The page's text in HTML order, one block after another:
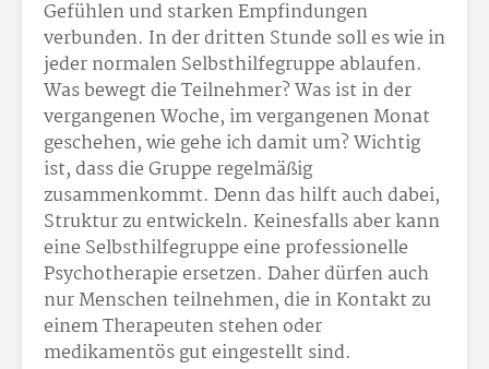
Gefühlen und starken Empfindungen
verbunden. In der dritten Stunde soll es wie in
jeder normalen Selbsthilfegruppe ablaufen.
Was bewegt die Teilnehmer? Was ist in der
vergangenen Woche, im vergangenen Monat
geschehen, wie gehe ich damit um? Wichtig
ist, dass die Gruppe regelmäßig
zusammenkommt. Denn das hilft auch dabei,
Struktur zu entwickeln. Keinesfalls aber kann
eine Selbsthilfegruppe eine professionelle
Psychotherapie ersetzen. Daher dürfen auch
nur Menschen teilnehmen, die in Kontakt zu
einem Therapeuten stehen oder
medikamentös gut eingestellt sind.